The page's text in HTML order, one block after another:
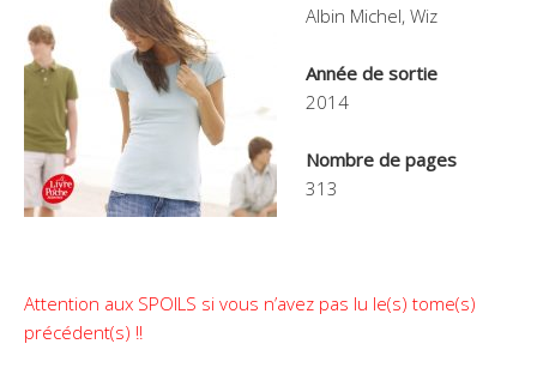
Albin Michel, Wiz
Année de sortie
2014
Nombre de pages
313
Attention aux SPOILS si vous n’avez pas lu le(s) tome(s)
précédent(s) !!